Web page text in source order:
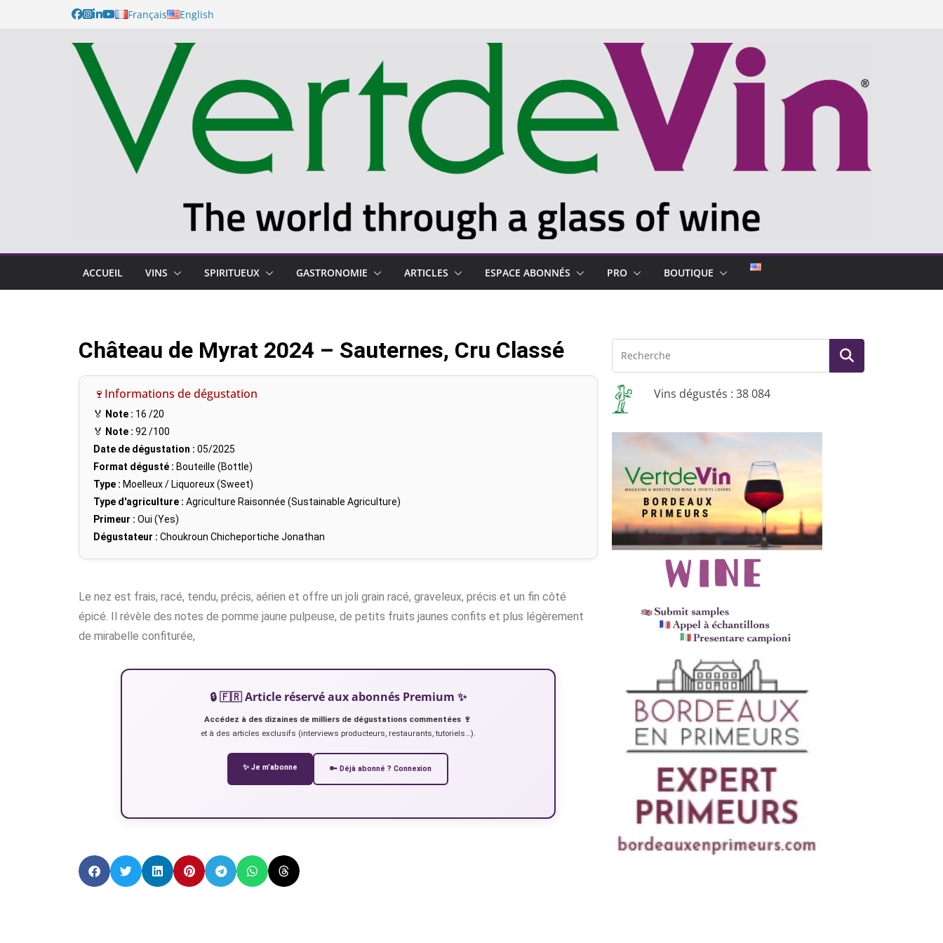
Français English
ACCUEIL VINS SPIRITUEUX GASTRONOMIE ARTICLES ESPACE ABONNÉS PRO BOUTIQUE
Château de Myrat 2024 – Sauternes, Cru Classé
🍷Informations de dégustation
🏅 Note : 16 /20
🏅 Note : 92/100
Date de dégustation : 05/2025
Format dégusté : Bouteille (Bottle)
Type : Moelleux / Liquoreux (Sweet)
Type d'agriculture : Agriculture Raisonnée (Sustainable Agriculture)
Primeur : Oui (Yes)
Dégustateur : Choukroun Chicheportiche Jonathan
Le nez est frais, racé, tendu, précis, aérien et offre un joli grain racé, graveleux, précis et un fin côté
épicé. Il révèle des notes de pomme jaune pulpeuse, de petits fruits jaunes confits et plus légèrement
de mirabelle confiturée,
🔒 🇫🇷 Article réservé aux abonnés Premium ✨
Accédez à des dizaines de milliers de dégustations commentées 🍷
et à des articles exclusifs (interviews producteurs, restaurants, tutoriels…).
✨ Je m’abonne 🔑 Déjà abonné ? Connexion
Vins dégustés : 38 084